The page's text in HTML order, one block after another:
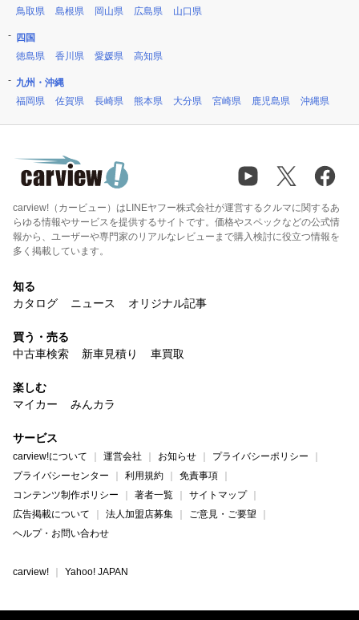
鳥取県
島根県 岡山県 広島県 山口県
四国
徳島県
香川県 愛媛県 高知県
九州・沖縄
福岡県
佐賀県 長崎県 熊本県 大分県 宮崎県 鹿児島県 沖縄県
carview!（カービュー）はLINEヤフー株式会社が運営するクルマに関するあ
らゆる情報やサービスを提供するサイトです。価格やスペックなどの公式情
報から、ユーザーや専門家のリアルなレビューまで購入検討に役立つ情報を
多く掲載しています。
知る
カタログ
ニュース オリジナル記事
買う・売る
中古車検索
新車見積り 車買取
楽しむ
マイカー
みんカラ
サービス
carview!について 運営会社 お知らせ
プライバシーポリシー
プライバシーセンター
利用規約
免責事項
コンテンツ制作ポリシー
著者一覧
サイトマップ
広告掲載について
法人加盟店募集
ご意見・ご要望
ヘルプ・お問い合わせ
carview! Yahoo! JAPAN